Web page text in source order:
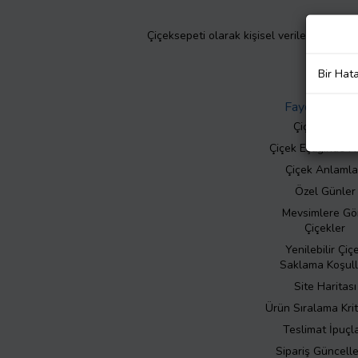
Çiçeksepeti olarak kişisel verilerinizin
Faydalı Bilgiler
Çiçek Bakımı
Çiçek Eşliğinde
Çiçek
Özel Günler
Mevsimlere
Çiçekler
Yenilebilir
Saklama
Site Haritası
Ürün Sıralama
Teslimat
Sipariş
Bir